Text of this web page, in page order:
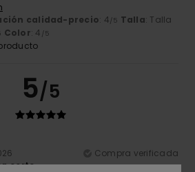
calidad-precio: 4/5 Talla: Talla
Color: 4 /5
5/5
Compra verificada
corte